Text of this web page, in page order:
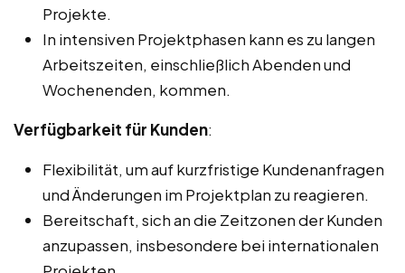
Projekte.
In intensiven Projektphasen kann es zu langen
Arbeitszeiten, einschließlich Abenden und
Wochenenden, kommen.
Verfügbarkeit für Kunden:
Flexibilität, um auf kurzfristige Kundenanfragen
und Änderungen im Projektplan zu reagieren.
Bereitschaft, sich an die Zeitzonen der Kunden
anzupassen, insbesondere bei internationalen